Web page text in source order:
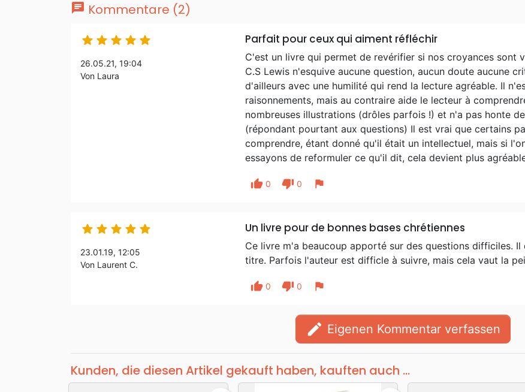
chat Kommentare (2)
    
26.05.21, 19:04
Von Laura
Parfait pour ceux qui aiment réfléchir
C'est un livre qui permet de revérifier si nos croyances sont
C.S Lewis n'esquive aucune question, aucun doute aucune
d'ailleurs avec une humilité qui rend la lecture agréable. Il
raisonnements, mais au contraire aide le lecteur à
nombreuses illustrations (drôles parfois !) et n'a pas honte
(répondant pourtant aux questions) Il est vrai que certains
comprendre, étant donné qu'il était un intellectuel, mais si
essayons de reformuler ce qu'il dit, cela devient plus
thumb_up 0 thumb_down 0 flag
    
23.01.19, 12:05
Von Laurent C.
Un livre pour de bonnes bases chrétiennes
Ce livre m'a beaucoup apporté sur des questions difficiles.
titre. Parfois l'auteur est difficle à suivre, mais cela vaut la
thumb_up 0 thumb_down 0 flag
edit Eigenen Kommentar verfassen
Kunden, die diesen Artikel gekauft haben, kauften auch ...